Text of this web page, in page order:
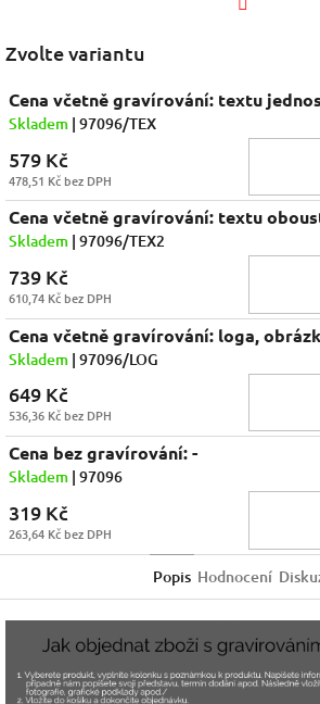
Zvolte variantu
Cena včetně gravírování: textu
Skladem | 97096/TEX
579 Kč
478,51 Kč bez DPH
Cena včetně gravírování: textu
Skladem | 97096/TEX2
739 Kč
610,74 Kč bez DPH
Cena včetně gravírování: loga,
Skladem | 97096/LOG
649 Kč
536,36 Kč bez DPH
Cena bez gravírování: -
Skladem | 97096
319 Kč
263,64 Kč bez DPH
Popis Hodnocení